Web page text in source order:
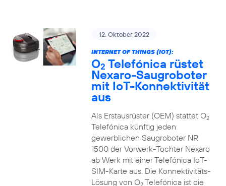
12. Oktober 2022
INTERNET OF THINGS (IOT):
O2 Telefónica rüstet
Nexaro-Saugroboter
mit IoT-Konnektivität
aus
Als Erstausrüster (OEM) stattet O2
Telefónica künftig jeden
gewerblichen Saugroboter NR
1500 der Vorwerk-Tochter Nexaro
ab Werk mit einer Telefónica IoT-
SIM-Karte aus. Die Konnektivitäts-
Lösung von O2Telefónica ist die